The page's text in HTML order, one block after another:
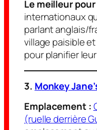
Le meilleur pour
internationaux
parlant anglais/
village paisible
pour planifier
3. Monkey
Emplacement :
(ruelle derrière